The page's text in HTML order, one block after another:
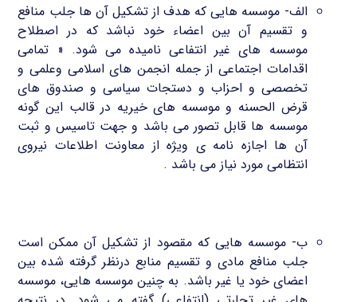
الف- موسسه هایی که هدف از تشکیل آن ها جلب منافع
و تقسیم آن بین اعضاء خود نباشد که در اصطلاح
موسسه های غیر انتفاعی نامیده می شود. « تمامی
اقدامات اجتماعی از جمله انجمن های اسلامی وعلمی و
تخصصی و احزاب و دستجات سیاسی و صندوق های
قرض الحسنه و موسسه های خیریه در قالب این گونه
موسسه ها قابل تصور می باشد و جهت تاسیس و ثبت
آن ها اجازه نامه ی ویژه از معاونت اطلاعات نیروی
انتظامی مورد نیاز می باشد .
ب- موسسه هایی که مقصود از تشکیل آن ممکن است
جلب منافع مادی و تقسیم منابع درنظر گرفته شده بین
اعضای خود یا غیر باشد. به چنین موسسه هایی، موسسه